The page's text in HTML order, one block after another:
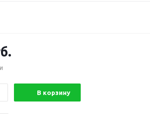
В корзину